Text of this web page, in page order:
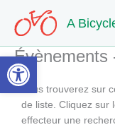
Ouvrir la barre d’outils
contenu
A
Évènements
Vous trouverez sur
de liste. Cliquez sur
effecteur une